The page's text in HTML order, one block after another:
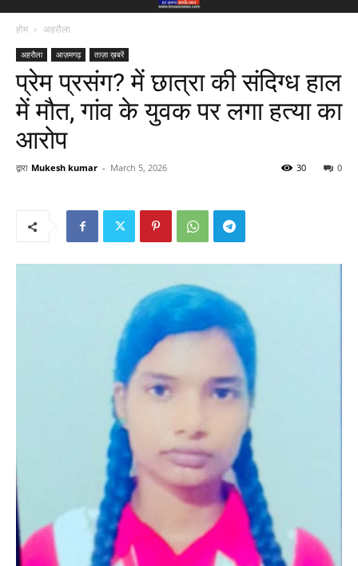
होम अहरौला
अहरौला आज़मगढ़ ताज़ा ख़बरें
प्रेम प्रसंग? में छात्रा की संदिग्ध हाल
में मौत, गांव के युवक पर लगा हत्या का
आरोप
द्वारा Mukesh kumar - March 5, 2026 0
30